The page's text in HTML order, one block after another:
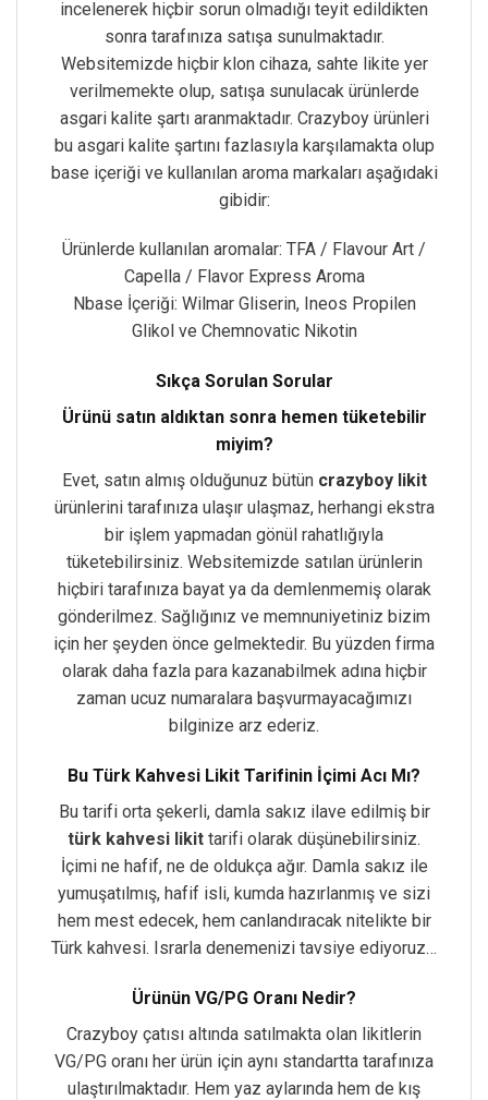
incelenerek hiçbir sorun olmadığı teyit edildikten
sonra tarafınıza satışa sunulmaktadır.
Websitemizde hiçbir klon cihaza, sahte likite yer
verilmemekte olup, satışa sunulacak ürünlerde
asgari kalite şartı aranmaktadır. Crazyboy ürünleri
bu asgari kalite şartını fazlasıyla karşılamakta olup
base içeriği ve kullanılan aroma markaları aşağıdaki
gibidir:
Ürünlerde kullanılan aromalar: TFA / Flavour Art /
Capella / Flavor Express Aroma
Nbase İçeriği: Wilmar Gliserin, Ineos Propilen
Glikol ve Chemnovatic Nikotin
Sıkça Sorulan Sorular
Ürünü satın aldıktan sonra hemen tüketebilir
miyim?
Evet, satın almış olduğunuz bütün crazyboy likit
ürünlerini tarafınıza ulaşır ulaşmaz, herhangi ekstra
bir işlem yapmadan gönül rahatlığıyla
tüketebilirsiniz. Websitemizde satılan ürünlerin
hiçbiri tarafınıza bayat ya da demlenmemiş olarak
gönderilmez. Sağlığınız ve memnuniyetiniz bizim
için her şeyden önce gelmektedir. Bu yüzden firma
olarak daha fazla para kazanabilmek adına hiçbir
zaman ucuz numaralara başvurmayacağımızı
bilginize arz ederiz.
Bu Türk Kahvesi Likit Tarifinin İçimi Acı Mı?
Bu tarifi orta şekerli, damla sakız ilave edilmiş bir
türk kahvesi likit tarifi olarak düşünebilirsiniz.
İçimi ne hafif, ne de oldukça ağır. Damla sakız ile
yumuşatılmış, hafif isli, kumda hazırlanmış ve sizi
hem mest edecek, hem canlandıracak nitelikte bir
Türk kahvesi. Israrla denemenizi tavsiye ediyoruz…
Ürünün VG/PG Oranı Nedir?
Crazyboy çatısı altında satılmakta olan likitlerin
VG/PG oranı her ürün için aynı standartta tarafınıza
ulaştırılmaktadır. Hem yaz aylarında hem de kış